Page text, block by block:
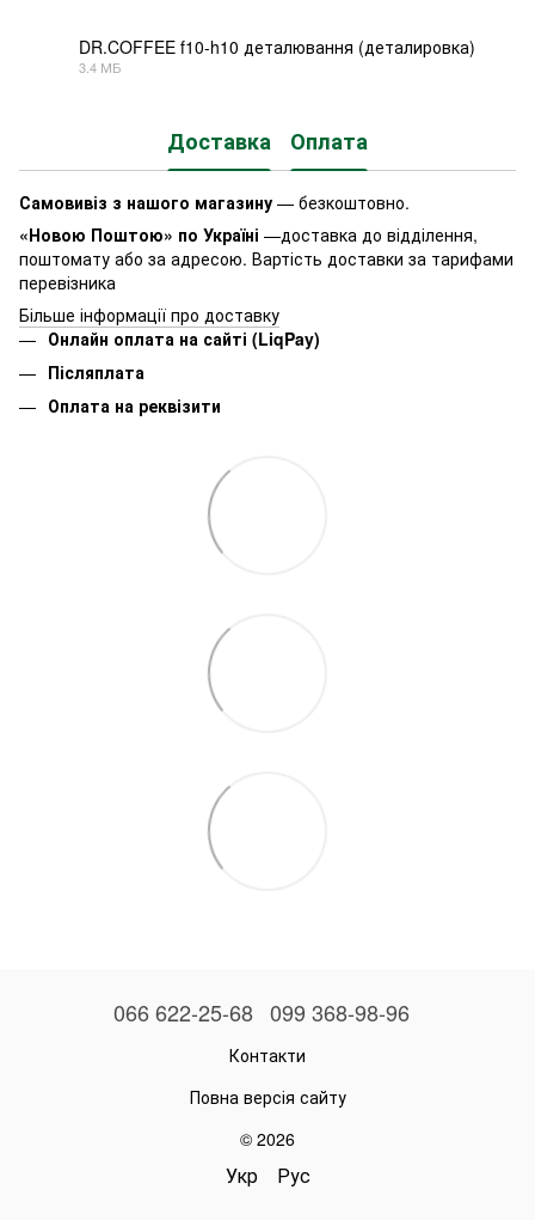
DR.COFFEE f10-h10 деталювання (деталировка)
3.4 МБ
Доставка Оплата
Самовивіз з нашого магазину — безкоштовно.
«Новою Поштою» по Україні —доставка до відділення,
поштомату або за адресою. Вартість доставки за тарифами
перевізника
Більше інформації про доставку
Онлайн оплата на сайті (LiqPay)
Післяплата
Оплата на реквізити
066 622-25-68 099 368-98-96
Контакти
Повна версія сайту
© 2026
Укр Рус